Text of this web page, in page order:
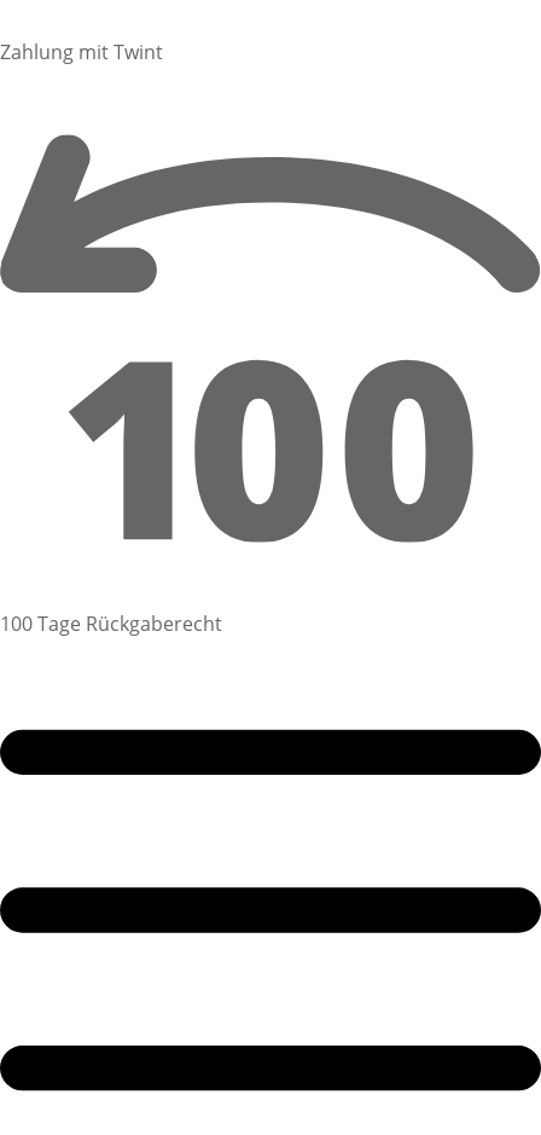
Zahlung mit Twint
100 Tage Rückgaberecht